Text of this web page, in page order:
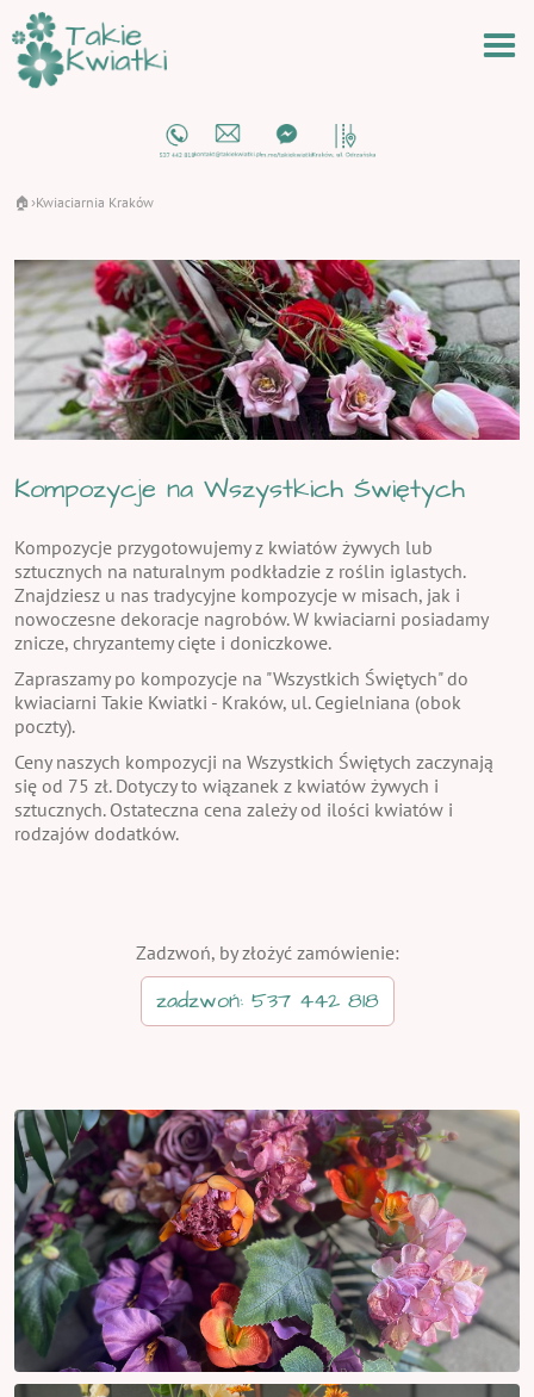
🏠 ›Kwiaciarnia Kraków
Kompozycje na Wszystkich Świętych
Kompozycje przygotowujemy z kwiatów żywych lub
sztucznych na naturalnym podkładzie z roślin iglastych.
Znajdziesz u nas tradycyjne kompozycje w misach, jak i
nowoczesne dekoracje nagrobów. W kwiaciarni posiadamy
znicze, chryzantemy cięte i doniczkowe.
Zapraszamy po kompozycje na "Wszystkich Świętych" do
kwiaciarni Takie Kwiatki - Kraków, ul. Cegielniana (obok
poczty).
Ceny naszych kompozycji na Wszystkich Świętych zaczynają
się od 75 zł. Dotyczy to wiązanek z kwiatów żywych i
sztucznych. Ostateczna cena zależy od ilości kwiatów i
rodzajów dodatków.
Zadzwoń, by złożyć zamówienie:
zadzwoń: 537 442 818